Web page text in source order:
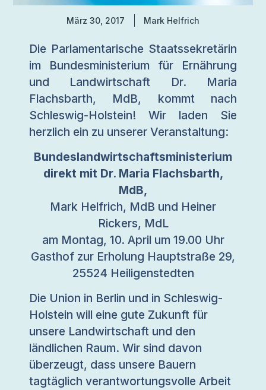
März 30, 2017 Mark Helfrich
Die Parlamentarische Staatssekretärin
im Bundesministerium für Ernährung
und Landwirtschaft Dr. Maria
Flachsbarth, MdB, kommt nach
Schleswig-Holstein! Wir laden Sie
herzlich ein zu unserer Veranstaltung:
Bundeslandwirtschaftsministerium
direkt mit Dr. Maria Flachsbarth,
MdB,
Mark Helfrich, MdB und Heiner
Rickers, MdL
am Montag, 10. April um 19.00 Uhr
Gasthof zur Erholung Hauptstraße 29,
25524 Heiligenstedten
Die Union in Berlin und in Schleswig-
Holstein will eine gute Zukunft für
unsere Landwirtschaft und den
ländlichen Raum. Wir sind davon
überzeugt, dass unsere Bauern
tagtäglich verantwortungsvolle Arbeit